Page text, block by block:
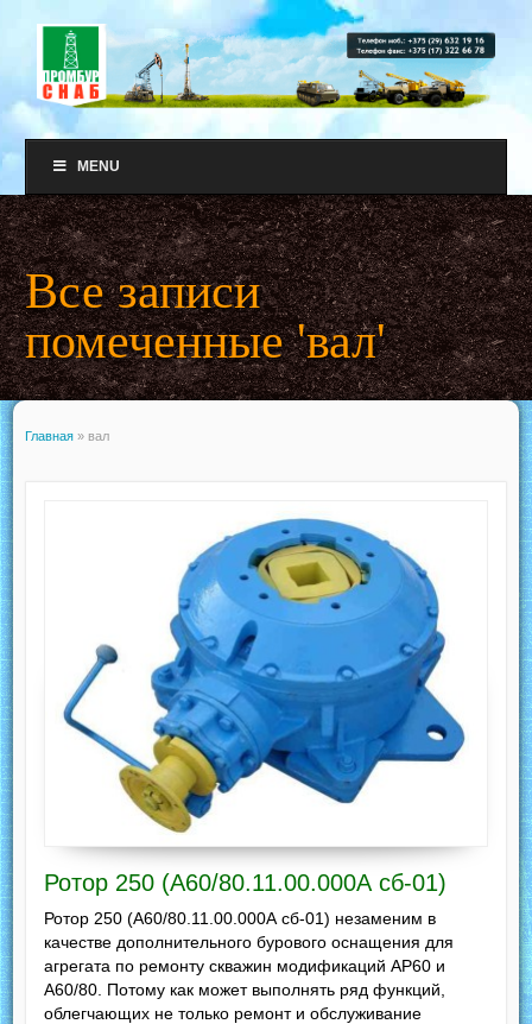
MENU
Все записи
помеченные 'вал'
Главная » вал
Ротор 250 (А60/80.11.00.000А сб-01)
Ротор 250 (А60/80.11.00.000А сб-01) незаменим в
качестве дополнительного бурового оснащения для
агрегата по ремонту скважин модификаций АР60 и
А60/80. Потому как может выполнять ряд функций,
облегчающих не только ремонт и обслуживание